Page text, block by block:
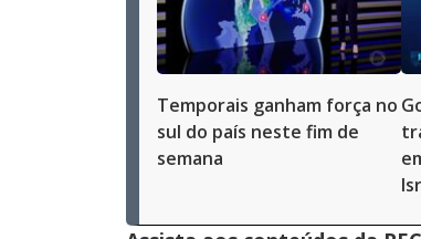
Temporais ganham força no
sul do país neste fim de
semana